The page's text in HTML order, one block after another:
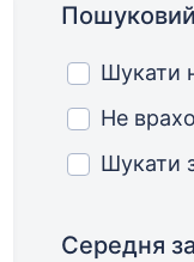
Шукати
Не
Шукати
Середня